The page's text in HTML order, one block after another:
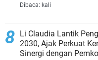
Dibaca: kali
Li Claudia Lantik
2030, Ajak Perkuat
Sinergi dengan